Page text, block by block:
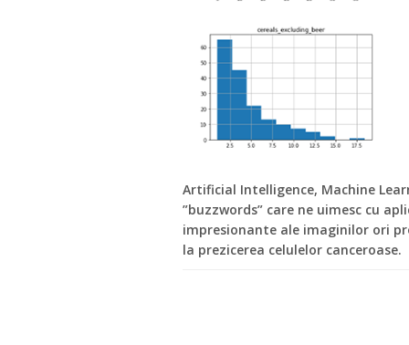
Artificial Intelligence, Machine
”buzzwords” care ne uimesc cu
impresionante ale imaginilor ori
la prezicerea celulelor canceroase.